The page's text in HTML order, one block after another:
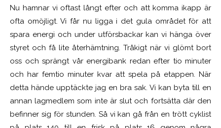
Nu hamnar vi oftast långt efter och att komma ikapp är
ofta omöjligt. Vi får nu ligga i det gula området för att
spara energi och under utförsbackar kan vi hänga över
styret och få lite återhämtning. Tråkigt när vi glömt bort
oss och sprängt vår energibank redan efter tio minuter
och har femtio minuter kvar att spela på etappen. När
detta hände upptäckte jag en bra sak. Vi kan byta till en
annan lagmedlem som inte är slut och fortsätta där den
befinner sig för stunden. Så vi kan gå från en trött cyklist